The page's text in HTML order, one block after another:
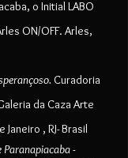
o Initial LABO
ON/OFF. Arles,
Curadoria
da Caza Arte
, RJ- Brasil
Paranapiacaba-